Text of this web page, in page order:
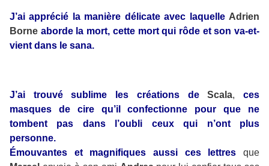
J’ai apprécié la manière délicate avec laquelle Adrien
Borne aborde la mort, cette mort qui rôde et son va-et-
vient dans le sana.
J’ai trouvé sublime les créations de Scala,ces
masques de cire qu’il confectionne pour que ne
tombent pas dans l’oubli ceux qui n’ont plus
personne.
Émouvantes et magnifiques aussi ces lettres que